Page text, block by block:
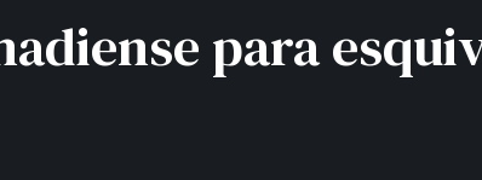
para